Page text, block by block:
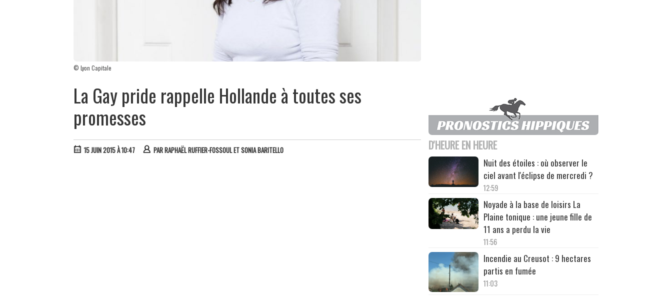
© Lyon Capitale
La Gay pride rappelle Hollande à toutes ses
promesses
15 JUIN 2015 À 10:47 PARRAPHAËL RUFFIER-FOSSOUL ET SONIA BARITELLO D'HEURE EN HEURE
Nuit des étoiles : où observer le
ciel avant l'éclipse de mercredi ?
12:59
Noyade à la base de loisirs La
Plaine tonique : une jeune fille de
11 ans a perdu la vie
11:56
Incendie au Creusot : 9 hectares
partis en fumée
11:03